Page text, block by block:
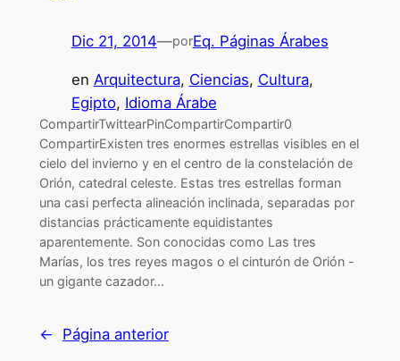
Dic 21, 2014—porEq. Páginas Árabes
en Arquitectura, Ciencias, Cultura
Egipto, Idioma Árabe
CompartirTwittearPinCompartirCompartir0
CompartirExisten tres enormes estrellas visibles en el
cielo del invierno y en el centro de la constelación de
Orión, catedral celeste. Estas tres estrellas forman
una casi perfecta alineación inclinada, separadas por
distancias prácticamente equidistantes
aparentemente. Son conocidas como Las tres
Marías, los tres reyes magos o el cinturón de Orión -
un gigante cazador…
← Página anterior